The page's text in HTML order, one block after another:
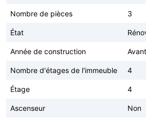
Nombre de pièces 3
État
Année de construction
Nombre d'étages de l'immeuble 4
Étage 4
Ascenseur Non